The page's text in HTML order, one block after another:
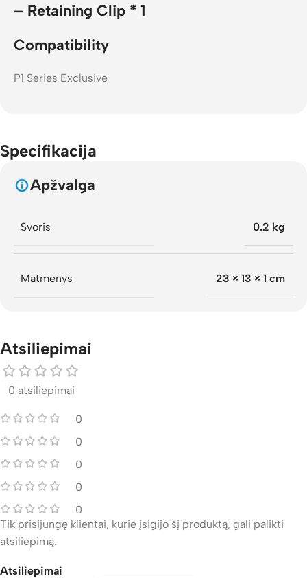
– Retaining Clip * 1
Compatibility
P1 Series Exclusive
Specifikacija
Apžvalga
Svoris 0.2 kg
Matmenys 23 × 13 × 1 cm
Atsiliepimai
0 atsiliepimai
0
0
0
0
0
Atsiliepimai
Tik prisijungę klientai, kurie įsigijo šį produktą, gali palikti
atsiliepimą.